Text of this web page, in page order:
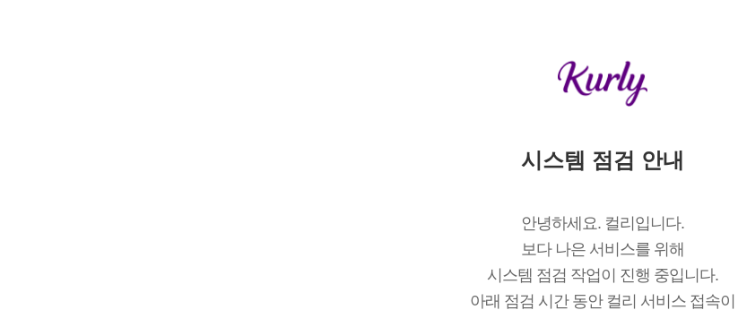
시스템 점검 안내
안녕하세요. 컬리입니다.
보다 나은 서비스를 위해
시스템 점검 작업이 진행 중입니다.
아래 점검 시간 동안 컬리 서비스 접속이